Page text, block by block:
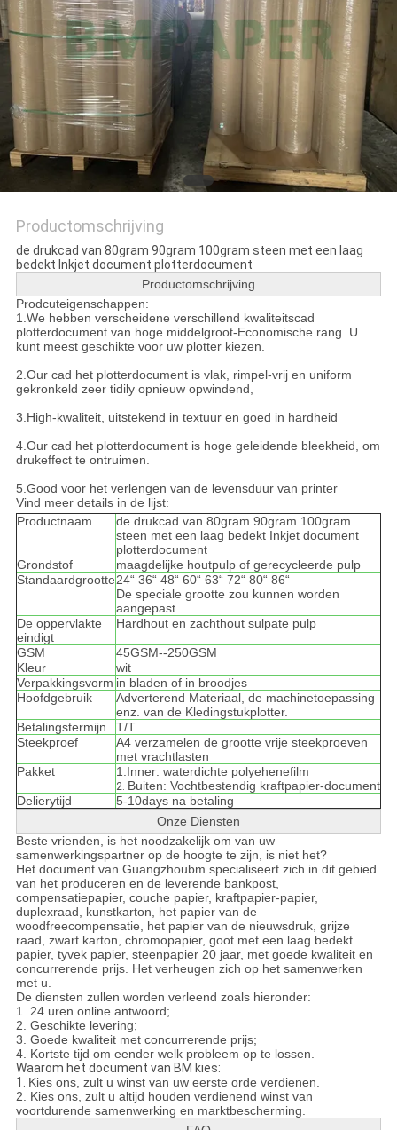
Productomschrijving
de drukcad van 80gram 90gram 100gram steen met een laag
bedekt Inkjet document plotterdocument
Productomschrijving
Prodcuteigenschappen:
1.We hebben verscheidene verschillend kwaliteitscad
plotterdocument van hoge middelgroot-Economische rang. U
kunt meest geschikte voor uw plotter kiezen.
2.Our cad het plotterdocument is vlak, rimpel-vrij en uniform
gekronkeld zeer tidily opnieuw opwindend,
3.High-kwaliteit, uitstekend in textuur en goed in hardheid
4.Our cad het plotterdocument is hoge geleidende bleekheid, om
drukeffect te ontruimen.
5.Good voor het verlengen van de levensduur van printer
Vind meer details in de lijst:
Productnaam
de drukcad van 80gram 90gram 100gram
steen met een laag bedekt Inkjet document
plotterdocument
Grondstof
maagdelijke houtpulp of gerecycleerde pulp
Standaardgrootte24“ 36“ 48“ 60“ 63“ 72“ 80“ 86“
De speciale grootte zou kunnen worden
aangepast
De oppervlakte
eindigt
Hardhout en zachthout sulpate pulp
GSM
45GSM--250GSM
Kleur
wit
Verpakkingsvorm in bladen of in broodjes
Hoofdgebruik
Adverterend Materiaal, de machinetoepassing
enz. van de Kledingstukplotter.
Betalingstermijn
T/T
Steekproef
A4 verzamelen de grootte vrije steekproeven
met vrachtlasten
Pakket
1.Inner: waterdichte polyehenefilm
2. Buiten: Vochtbestendig kraftpapier-document
Delierytijd
5-10days na betaling
Onze Diensten
Beste vrienden, is het noodzakelijk om van uw
samenwerkingspartner op de hoogte te zijn, is niet het?
Het document van Guangzhoubm specialiseert zich in dit gebied
van het produceren en de leverende bankpost,
compensatiepapier, couche papier, kraftpapier-papier,
duplexraad, kunstkarton, het papier van de
woodfreecompensatie, het papier van de nieuwsdruk, grijze
raad, zwart karton, chromopapier, goot met een laag bedekt
papier, tyvek papier, steenpapier 20 jaar, met goede kwaliteit en
concurrerende prijs. Het verheugen zich op het samenwerken
met u.
De diensten zullen worden verleend zoals hieronder:
1. 24 uren online antwoord;
2. Geschikte levering;
3. Goede kwaliteit met concurrerende prijs;
4. Kortste tijd om eender welk probleem op te lossen.
Waarom het document van BM kies:
1. Kies ons, zult u winst van uw eerste orde verdienen.
2. Kies ons, zult u altijd houden verdienend winst van
voortdurende samenwerking en marktbescherming.